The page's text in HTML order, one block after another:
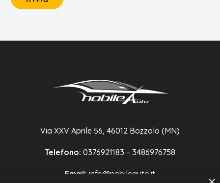
Via XXV Aprile 56, 46012 Bozzolo (MN)
Telefono: 0376921183 – 3486976758
Email: info@nobileauto.it